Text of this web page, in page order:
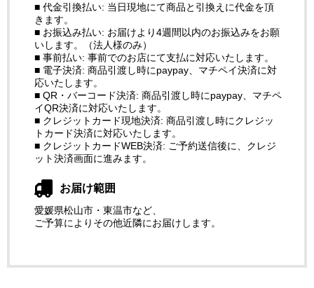
■ 代金引換払い: 当日現地にて商品と引換えに代金を頂
きます。
■ お振込み払い: お届けより4週間以内のお振込みをお願
いします。（法人様のみ）
■ 事前払い: 事前でのお店にて支払に対応いたします。
■ 電子決済: 商品引渡し時にpaypay、マチペイ決済に対
応いたします。
■ QR・バーコード決済: 商品引渡し時にpaypay、マチペ
イQR決済に対応いたします。
■ クレジットカード現地決済: 商品引渡し時にクレジッ
トカード決済に対応いたします。
■ クレジットカードWEB決済: ご予約送信後に、クレジ
ット決済画面に進みます。
お届け範囲
愛媛県松山市・東温市など、
ご予算によりその他近隣にお届けします。